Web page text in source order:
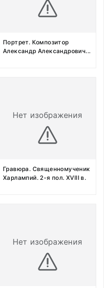
Портрет. Композитор
Александр Александрович...
Нет изображения
Гравюра. Священномученик
Харлампий. 2-я пол. XVIII в.
Нет изображения